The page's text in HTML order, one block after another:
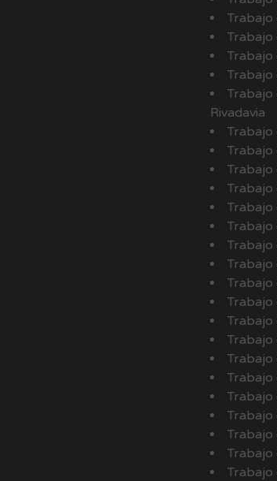
Trabajo
Trabajo
Trabajo
Trabajo
Trabajo
Rivadavia
Trabajo
Trabajo
Trabajo
Trabajo
Trabajo
Trabajo
Trabajo
Trabajo
Trabajo
Trabajo
Trabajo
Trabajo
Trabajo
Trabajo
Trabajo